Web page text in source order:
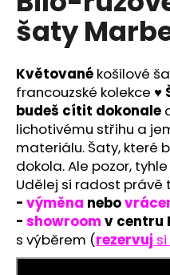
šaty
Květované košilové
francouzské kolekce ♥
budeš cítit dokonale
lichotivému střihu a
materiálu. Šaty, které
dokola. Ale pozor,
Udělej si radost právě
- výměna nebo
- showroom v centru
s výběrem (rezervuj
u
j
m
e
RŮŽOVÉ
SPOLEČENSKÉ
ŠATY
EMMA
S
ROZPARKEM
1
990
Kč